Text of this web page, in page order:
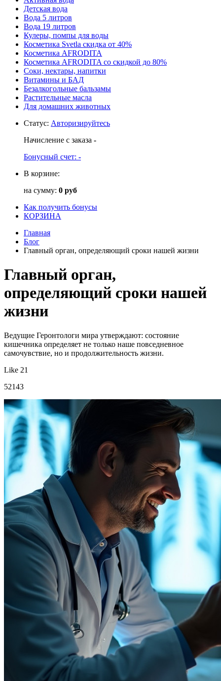
Детская вода
Вода 5 литров
Вода 19 литров
Кулеры, помпы для воды
Косметика Svetla скидка от 40%
Косметика AFRODITA
Косметика AFRODITA со скидкой до 80%
Соки, нектары, напитки
Витамины и БАД
Безалкогольные бальзамы
Растительные масла
Для домашних животных
Статус: Авторизируйтесь
Начисление с заказа -
Бонусный счет: -
В корзине:
на сумму: 0 руб
Как получить бонусы
КОРЗИНА
Главная
Блог
Главный орган, определяющий сроки нашей жизни
Главный орган,
определяющий сроки нашей
жизни
Ведущие Геронтологи мира утверждают: состояние
кишечника определяет не только наше повседневное
самочувствие, но и продолжительность жизни.
Like 21
52143